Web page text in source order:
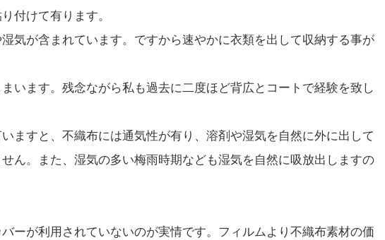
付けて有ります。
気が含まれています。ですから速やかに衣類を出して収納する事が
います。残念ながら私も過去に二度ほど背広とコートで経験を致し
ますと、不織布には通気性が有り、溶剤や湿気を自然に外に出して
ん。また、湿気の多い梅雨時期なども湿気を自然に吸放出しますの
ーが利用されていないのが実情です。フィルムより不織布素材の価